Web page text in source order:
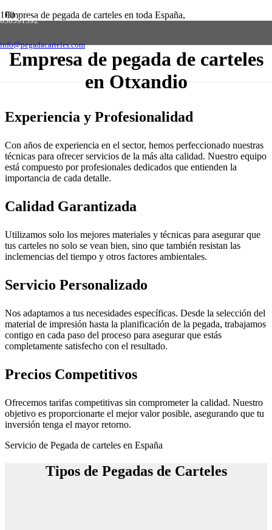
658591592
info@pegadacarteles.com
Empresa de pegada de carteles en toda España,
solicite presupuesto sin compromiso
Empresa de pegada de carteles
en Otxandio
Experiencia y Profesionalidad
Con años de experiencia en el sector, hemos perfeccionado nuestras
técnicas para ofrecer servicios de la más alta calidad. Nuestro equipo
está compuesto por profesionales dedicados que entienden la
importancia de cada detalle.
Calidad Garantizada
Utilizamos solo los mejores materiales y técnicas para asegurar que
tus carteles no solo se vean bien, sino que también resistan las
inclemencias del tiempo y otros factores ambientales.
Servicio Personalizado
Nos adaptamos a tus necesidades específicas. Desde la selección del
material de impresión hasta la planificación de la pegada, trabajamos
contigo en cada paso del proceso para asegurar que estás
completamente satisfecho con el resultado.
Precios Competitivos
Ofrecemos tarifas competitivas sin comprometer la calidad. Nuestro
objetivo es proporcionarte el mejor valor posible, asegurando que tu
inversión tenga el mayor retorno.
Servicio de Pegada de carteles en España
Tipos de Pegadas de Carteles